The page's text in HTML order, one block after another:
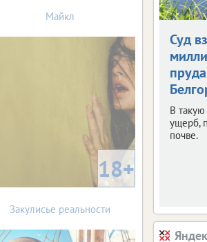
Суд
В
ущерб,
почве.
Майкл
18+
Закулисье реальности